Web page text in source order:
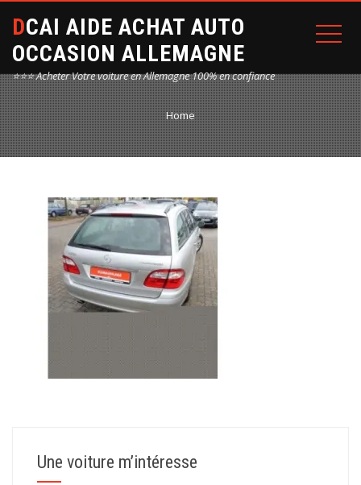
DCAI AIDE ACHAT AUTO
OCCASION ALLEMAGNE
⭐⭐⭐ Acheter Votre voiture en Allemagne 100% en confiance
Home
Une voiture m’intéresse